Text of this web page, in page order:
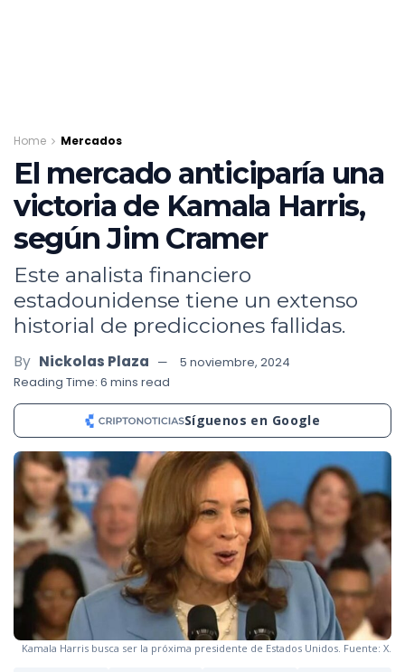
Home Mercados
El mercado anticiparía una
victoria de Kamala Harris,
según Jim Cramer
Este analista financiero
estadounidense tiene un extenso
historial de predicciones fallidas.
By Nickolas Plaza
5 noviembre, 2024
Reading Time: 6 mins read
Síguenos en Google
Kamala Harris busca ser la próxima presidente de Estados Unidos. Fuente: X.